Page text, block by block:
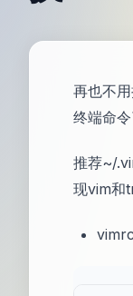
再也不
终端命令
推荐~/
现vim和